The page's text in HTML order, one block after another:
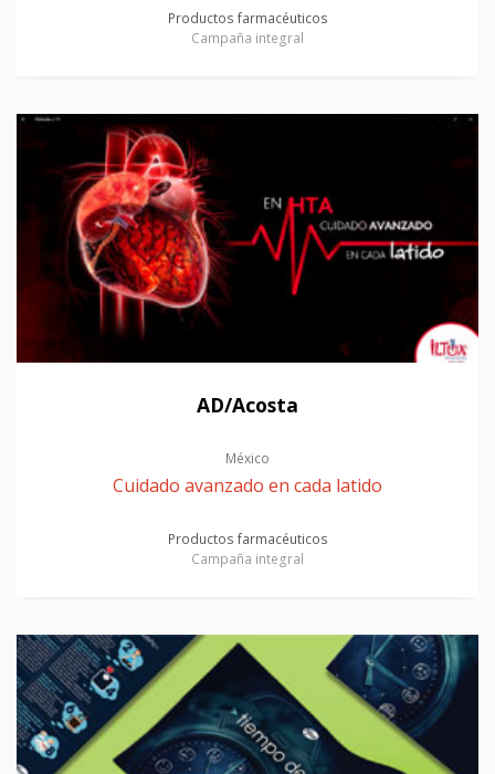
Productos farmacéuticos
Campaña integral
AD/Acosta
México
Cuidado avanzado en cada latido
Productos farmacéuticos
Campaña integral